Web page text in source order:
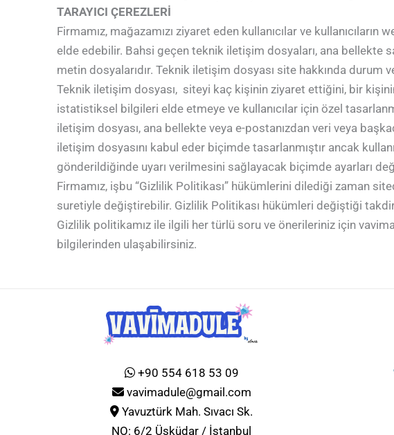
TARAYICI ÇEREZLERİ
Firmamız, mağazamızı ziyaret eden kullanıcılar ve
elde edebilir. Bahsi geçen teknik iletişim dosyaları, ana bellekte
metin dosyalarıdır. Teknik iletişim dosyası site hakkında durum
Teknik iletişim dosyası, siteyi kaç kişinin ziyaret ettiğini, bir
istatistiksel bilgileri elde etmeye ve kullanıcılar için özel
iletişim dosyası, ana bellekte veya e-postanızdan veri veya
iletişim dosyasını kabul eder biçimde tasarlanmıştır ancak
gönderildiğinde uyarı verilmesini sağlayacak biçimde ayarları
Firmamız, işbu “Gizlilik Politikası” hükümlerini dilediği zaman
suretiyle değiştirebilir. Gizlilik Politikası hükümleri değiştiği
Gizlilik politikamız ile ilgili her türlü soru ve önerileriniz için
bilgilerinden ulaşabilirsiniz.
+90 554 618 53 09
vavimadule@gmail.com
Yavuztürk Mah. Sıvacı Sk.
NO: 6/2 Üsküdar / İstanbul